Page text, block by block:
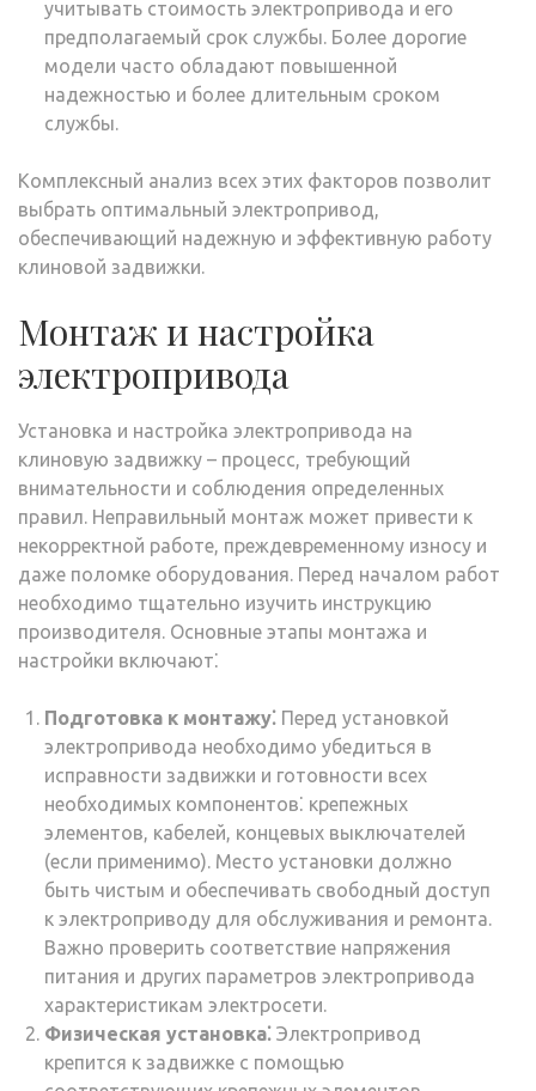
учитывать стоимость электропривода и его
предполагаемый срок службы. Более дорогие
модели часто обладают повышенной
надежностью и более длительным сроком
службы.
Комплексный анализ всех этих факторов позволит
выбрать оптимальный электропривод,
обеспечивающий надежную и эффективную работу
клиновой задвижки.
Монтаж и настройка
электропривода
Установка и настройка электропривода на
клиновую задвижку – процесс, требующий
внимательности и соблюдения определенных
правил. Неправильный монтаж может привести к
некорректной работе, преждевременному износу и
даже поломке оборудования. Перед началом работ
необходимо тщательно изучить инструкцию
производителя. Основные этапы монтажа и
настройки включают⁚
Подготовка к монтажу⁚ Перед установкой
электропривода необходимо убедиться в
исправности задвижки и готовности всех
необходимых компонентов⁚ крепежных
элементов, кабелей, концевых выключателей
(если применимо). Место установки должно
быть чистым и обеспечивать свободный доступ
к электроприводу для обслуживания и ремонта.
Важно проверить соответствие напряжения
питания и других параметров электропривода
характеристикам электросети.
Физическая установка⁚ Электропривод
крепится к задвижке с помощью